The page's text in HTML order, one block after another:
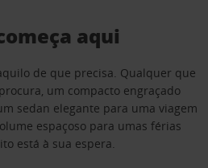
aqui
de que precisa. Qualquer que
um compacto engraçado
sedan elegante para uma viagem
espaçoso para umas férias
está à sua espera.